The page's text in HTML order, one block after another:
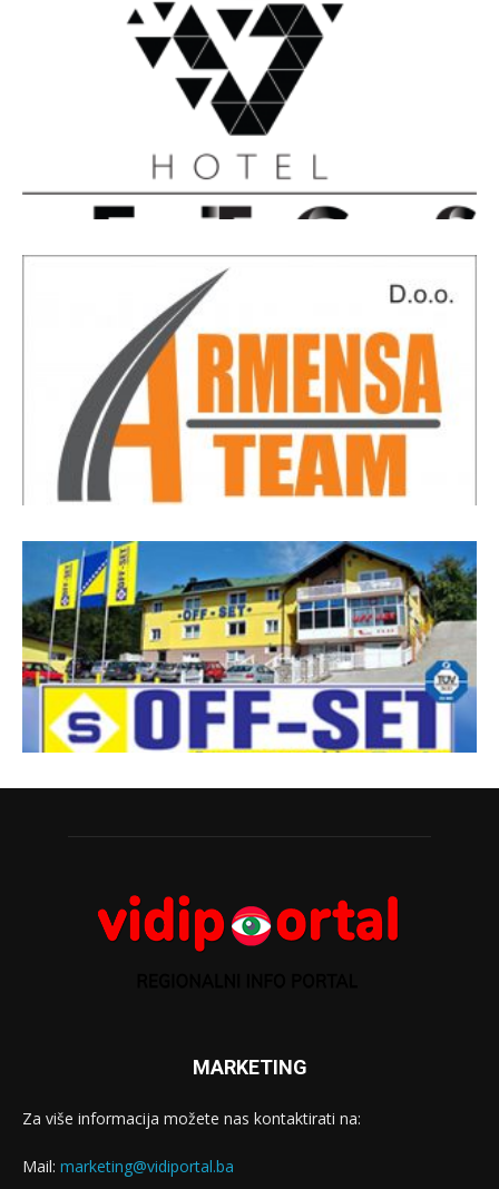
MARKETING
Za više informacija možete nas kontaktirati na:
Mail: marketing@vidiportal.ba